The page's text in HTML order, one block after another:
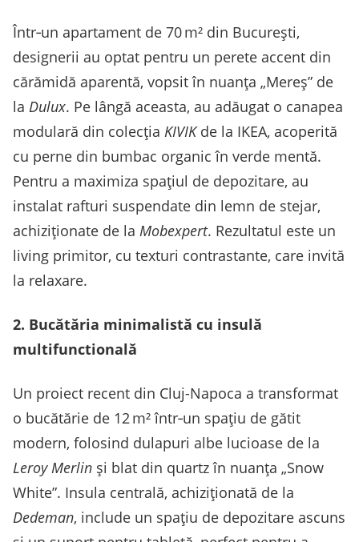
Într‑un apartament de 70 m² din București,
designerii au optat pentru un perete accent din
cărămidă aparentă, vopsit în nuanța „Mereș” de
la Dulux. Pe lângă aceasta, au adăugat o canapea
modulară din colecția KIVIKde la IKEA, acoperită
cu perne din bumbac organic în verde mentă.
Pentru a maximiza spațiul de depozitare, au
instalat rafturi suspendate din lemn de stejar,
achiziționate de la Mobexpert. Rezultatul este un
living primitor, cu texturi contrastante, care invită
la relaxare.
2. Bucătăria minimalistă cu insulă
multifunctională
Un proiect recent din Cluj-Napoca a transformat
o bucătărie de 12 m² într‑un spațiu de gătit
modern, folosind dulapuri albe lucioase de la
Leroy Merlin și blat din quartz în nuanța „Snow
White”. Insula centrală, achiziționată de la
Dedeman, include un spațiu de depozitare ascuns